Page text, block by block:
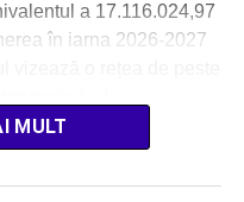
a 17.116.024,97
în iarna 2026-2027
MULT